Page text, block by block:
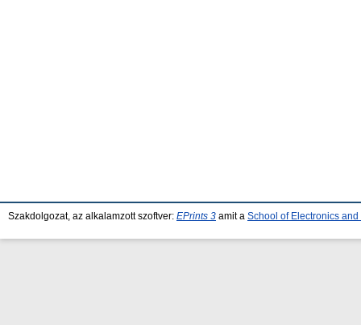
Szakdolgozat, az alkalamzott szoftver: EPrints 3 amit a School of Electronics